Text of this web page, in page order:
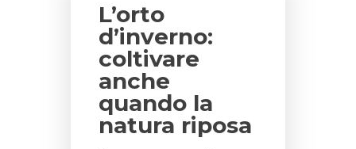
L’orto
d’inverno:
coltivare
anche
quando la
natura riposa